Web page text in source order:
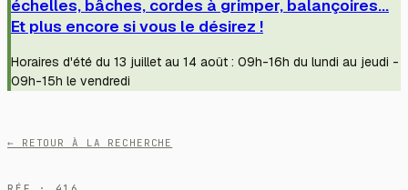
échelles, bâches, cordes à grimper, balançoires...
Et plus encore si vous le désirez !
Horaires d'été du 13 juillet au 14 août : 09h-16h du lundi au jeudi -
09h-15h le vendredi
← RETOUR À LA RECHERCHE